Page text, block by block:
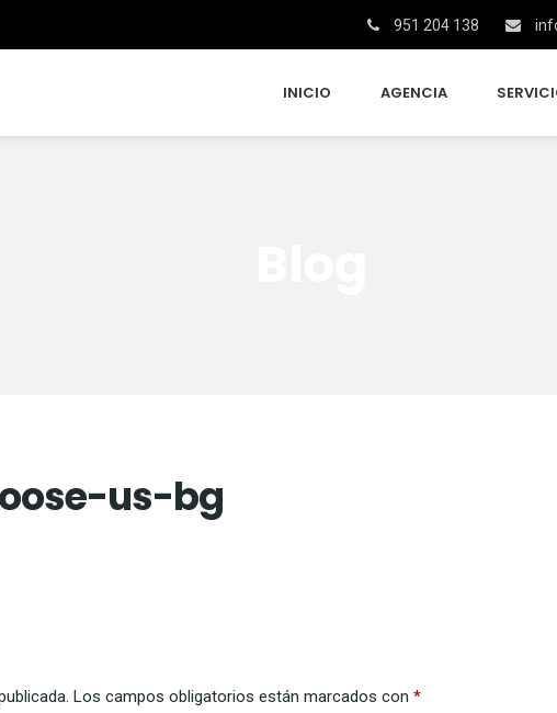
951 204 138
INICIO AGENCIA
us-bg
Los campos obligatorios están marcados con *